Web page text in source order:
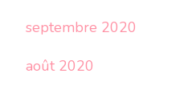
septembre 2020
août 2020